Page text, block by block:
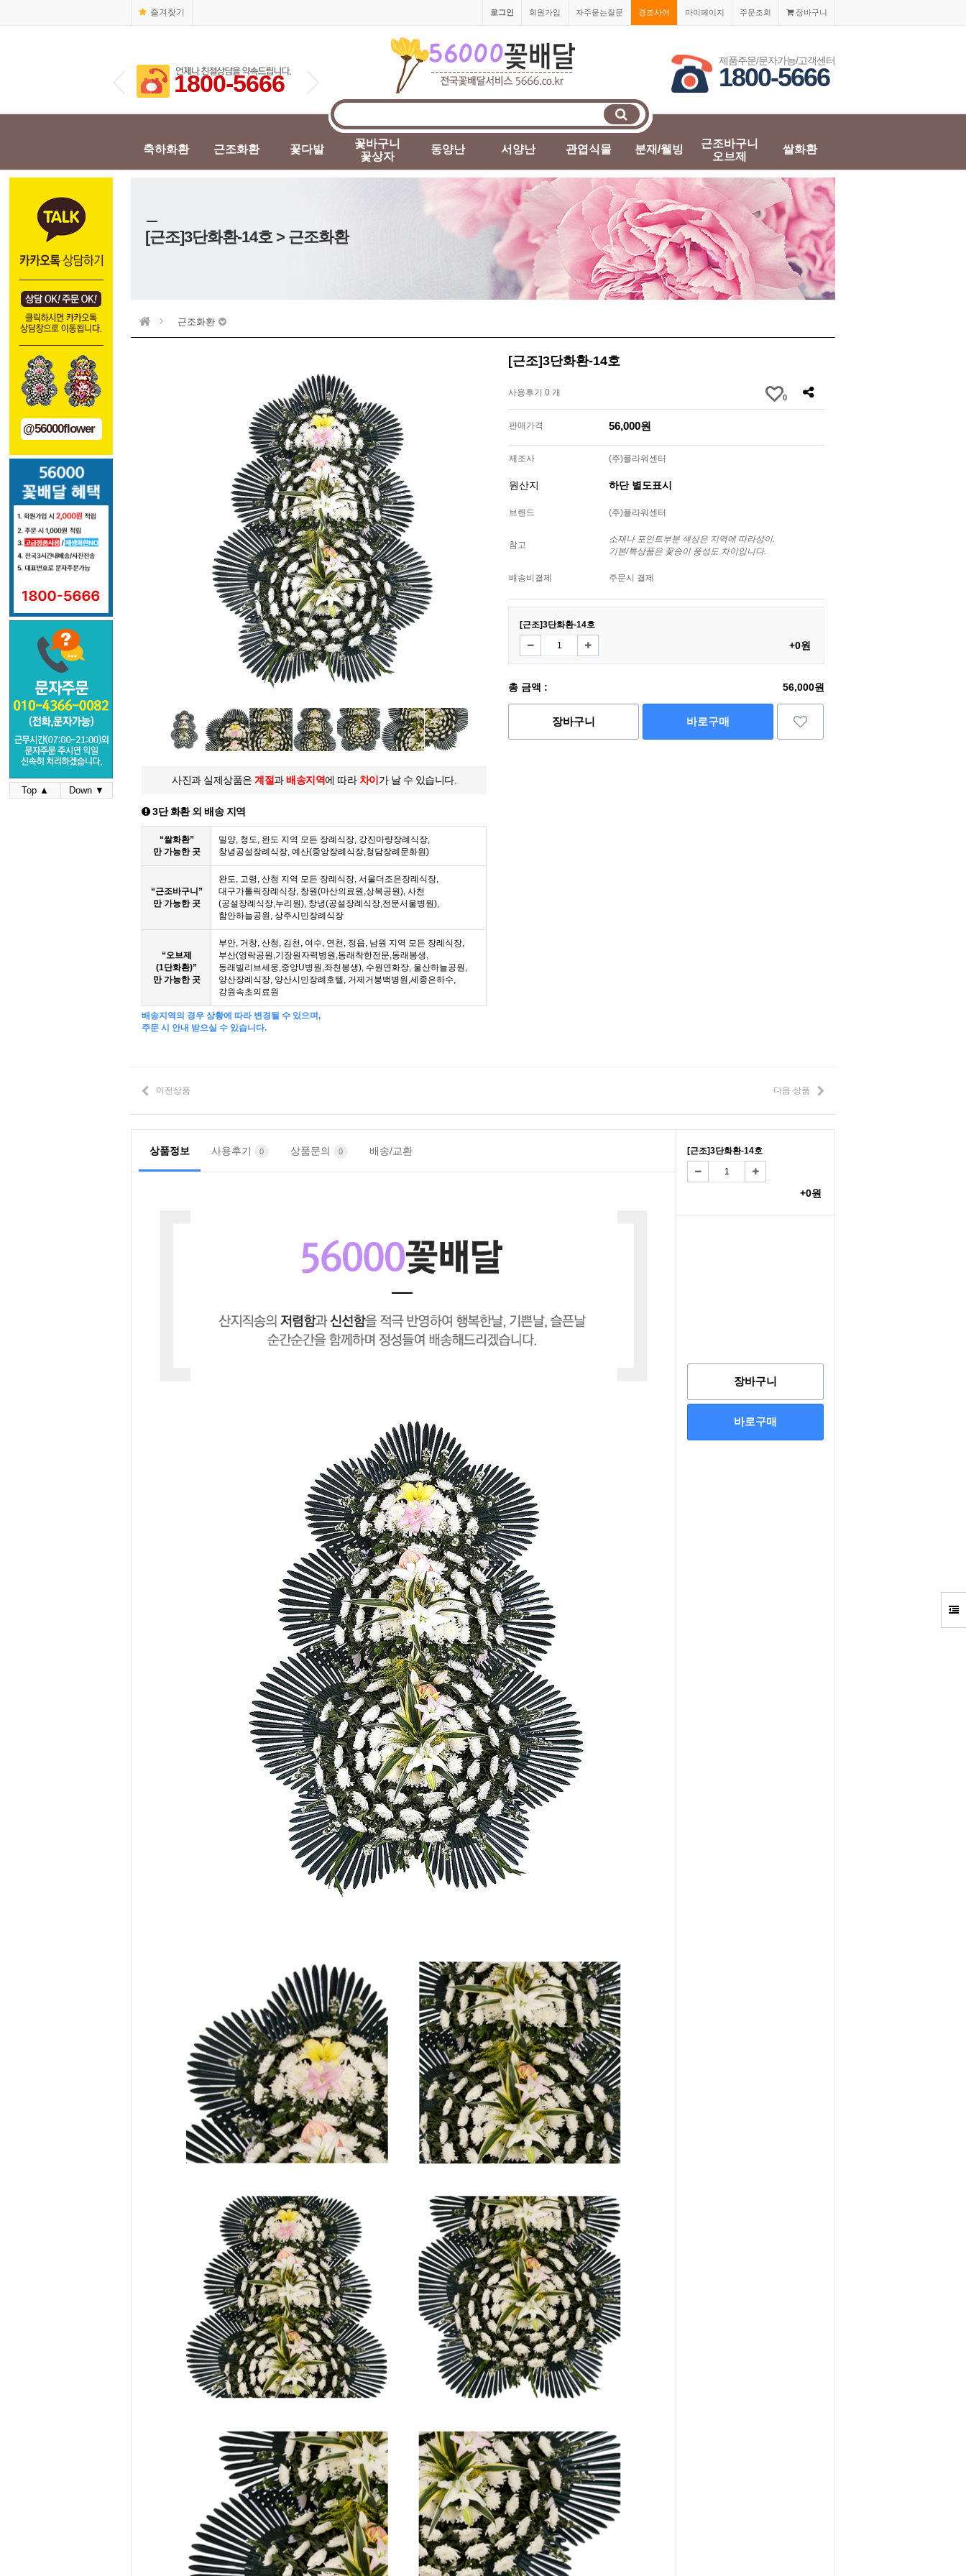
즐겨찾기 장바구니
주문조회
마이페이지
경조사어
자주묻는질문
회원가입
로그인
1800-5666 1800-5666
제품주문/문자가능/고객센터
1800-5666
축하화환 근조화환 꽃다발
꽃바구니
꽃상자
동양난 서양난 관엽식물 분재/웰빙
근조바구니
오브제
쌀화환
@56000flower
Top ▲ Down ▼
[근조]3단화환-14호 > 근조화환
근조화환
사진과 실제상품은 계절과배송지역에 따라 차이 가 날 수 있습니다.
3단 화환 외 배송 지역
“쌀화환”
만 가능한 곳
밀양, 청도, 완도 지역 모든 장례식장, 강진마량장례식장,
창녕공설장례식장, 예산(중앙장례식장,청담장례문화원)
“근조바구니”
만 가능한 곳
완도, 고령, 산청 지역 모든 장례식장, 서울더조은장례식장,
대구가톨릭장례식장, 창원(마산의료원,상복공원), 사천
(공설장례식장,누리원), 창녕(공설장례식장,전문서울병원),
함안하늘공원, 상주시민장례식장
“오브제
(1단화환)”
만 가능한 곳
부안, 거창, 산청, 김천, 여수, 연천, 정읍, 남원 지역 모든 장례식장,
부산(영락공원,기장원자력병원,동래착한전문,동래봉생,
동래빌리브세웅,중앙U병원,좌천봉생), 수원연화장, 울산하늘공원,
양산장례식장, 양산시민장례호텔, 거제거붕백병원,세종은하수,
강원속초의료원
배송지역의 경우 상황에 따라 변경될 수 있으며,
주문 시 안내 받으실 수 있습니다.
[근조]3단화환-14호
사용후기 0 개 0
판매가격 56,000원
제조사 (주)플라워센터
원산지 하단 별도표시
브랜드 (주)플라워센터
참고
소재나 포인트부분 색상은 지역에 따라상이.
기본/특상품은 꽃송이 풍성도 차이입니다.
배송비결제 주문시 결제
[근조]3단화환-14호
+0원
총 금액 : 56,000원
장바구니 바로구매
이전상품 다음 상품
상품정보 사용후기 0 상품문의 0 배송/교환 [근조]3단화환-14호
+0원
장바구니
바로구매